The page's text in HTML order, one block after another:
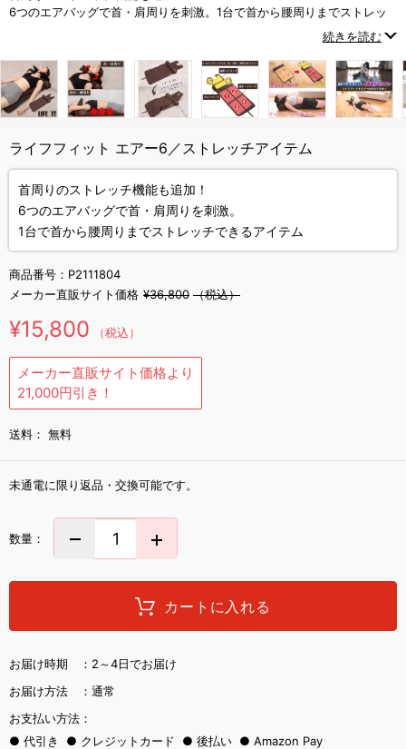
6つのエアバッグで首・肩周りを刺激。1台で首から腰周りまでストレッ
続きを読む
ライフフィット エアー6／ストレッチアイテム
首周りのストレッチ機能も追加！
6つのエアバッグで首・肩周りを刺激。
1台で首から腰周りまでストレッチできるアイテム
商品番号： P2111804
メーカー直販サイト価格 ¥36,800 （税込）
¥15,800 （税込）
メーカー直販サイト価格より
21,000円引き！
送料： 無料
未通電に限り返品・交換可能です。
数量：
カートに入れる
お届け時期 ： 2～4日でお届け
お届け方法 ： 通常
お支払い方法：
代引き
クレジットカード 後払い Amazon Pay